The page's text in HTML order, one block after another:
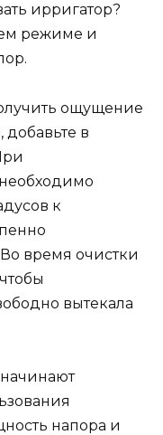
ирригатор?
режиме и
ощущение
добавьте в
к
время очистки
вытекала
напора и